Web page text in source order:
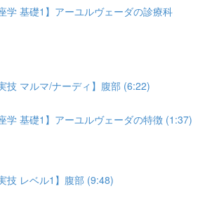
学 基礎1】アーユルヴェーダの診療科
技 マルマ/ナーディ】腹部 (6:22)
学 基礎1】アーユルヴェーダの特徴 (1:37)
技 レベル1】腹部 (9:48)